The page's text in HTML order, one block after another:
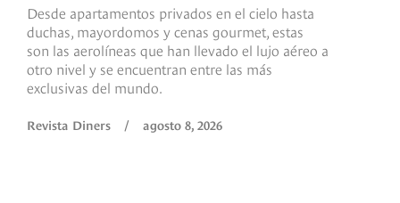
Desde apartamentos privados en el cielo hasta
duchas, mayordomos y cenas gourmet, estas
son las aerolíneas que han llevado el lujo aéreo a
otro nivel y se encuentran entre las más
exclusivas del mundo.
Revista Diners / agosto 8, 2026